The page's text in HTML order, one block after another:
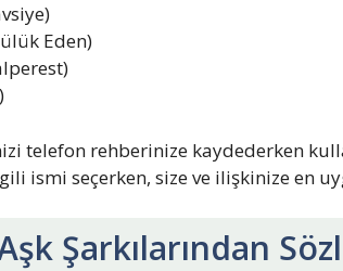
Eden)
telefon rehberinize kaydederken
ismi seçerken, size ve ilişkinize en
Şarkılarından